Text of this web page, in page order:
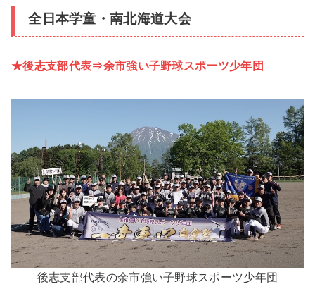
全日本学童・南北海道大会
★後志支部代表⇒余市強い子野球スポーツ少年団
後志支部代表の余市強い子野球スポーツ少年団